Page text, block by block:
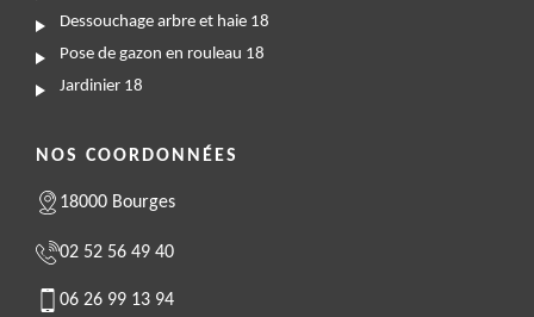
Dessouchage arbre et haie 18
Pose de gazon en rouleau 18
Jardinier 18
NOS COORDONNÉES
18000 Bourges
02 52 56 49 40
06 26 99 13 94